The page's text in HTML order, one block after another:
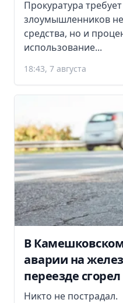
Прокуратура
злоумышленников
средства, но и
использование...
18:43, 7 августа
В
аварии на
переезде
Никто не пострадал.